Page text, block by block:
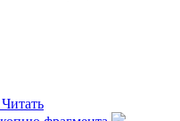
Читать